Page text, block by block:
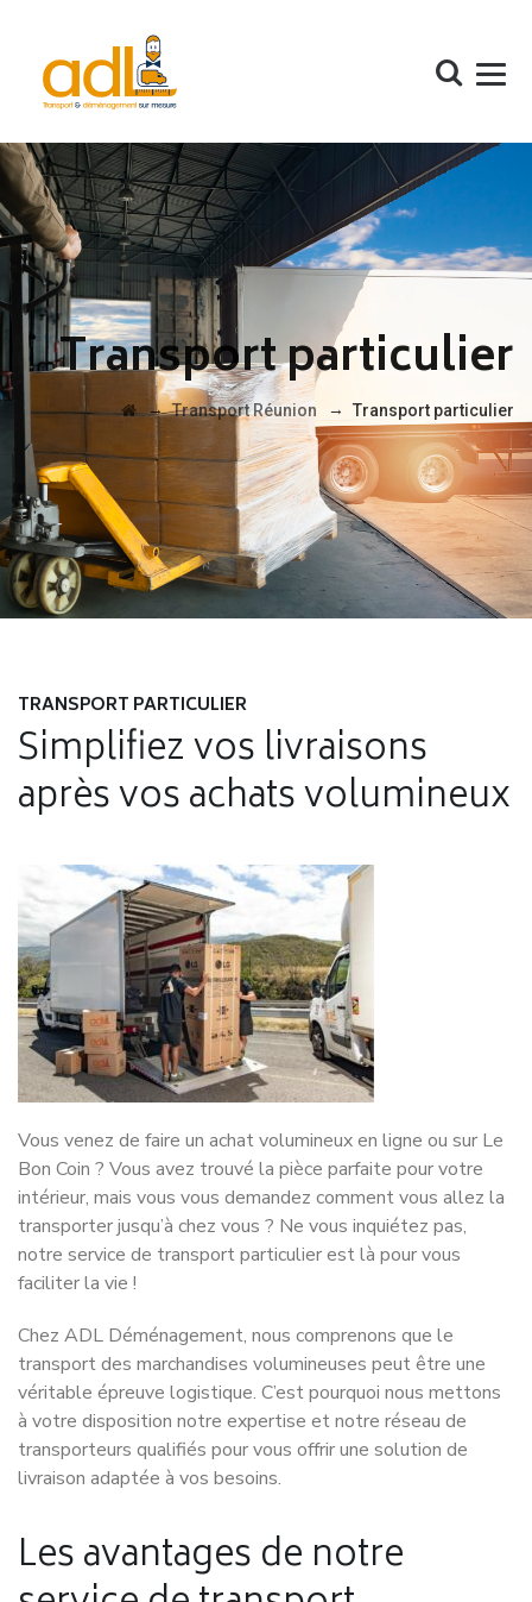
Transport particulier
→Transport Réunion → Transport particulier
TRANSPORT PARTICULIER
Simplifiez vos livraisons
après vos achats volumineux
Vous venez de faire un achat volumineux en ligne ou sur Le
Bon Coin ? Vous avez trouvé la pièce parfaite pour votre
intérieur, mais vous vous demandez comment vous allez la
transporter jusqu’à chez vous ? Ne vous inquiétez pas,
notre service de transport particulier est là pour vous
faciliter la vie !
Chez ADL Déménagement, nous comprenons que le
transport des marchandises volumineuses peut être une
véritable épreuve logistique. C’est pourquoi nous mettons
à votre disposition notre expertise et notre réseau de
transporteurs qualifiés pour vous offrir une solution de
livraison adaptée à vos besoins.
Les avantages de notre